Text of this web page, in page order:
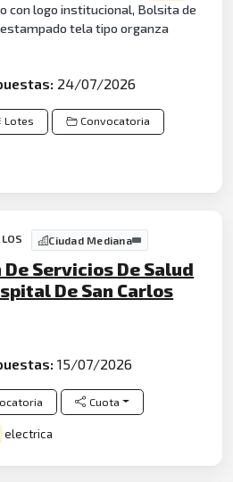
con logo institucional, Bolsita de
tela tipo organza
24/07/2026
Lotes Convocatoria
Ciudad Mediana
Servicios De Salud
De San Carlos
15/07/2026
Cuota
electrica